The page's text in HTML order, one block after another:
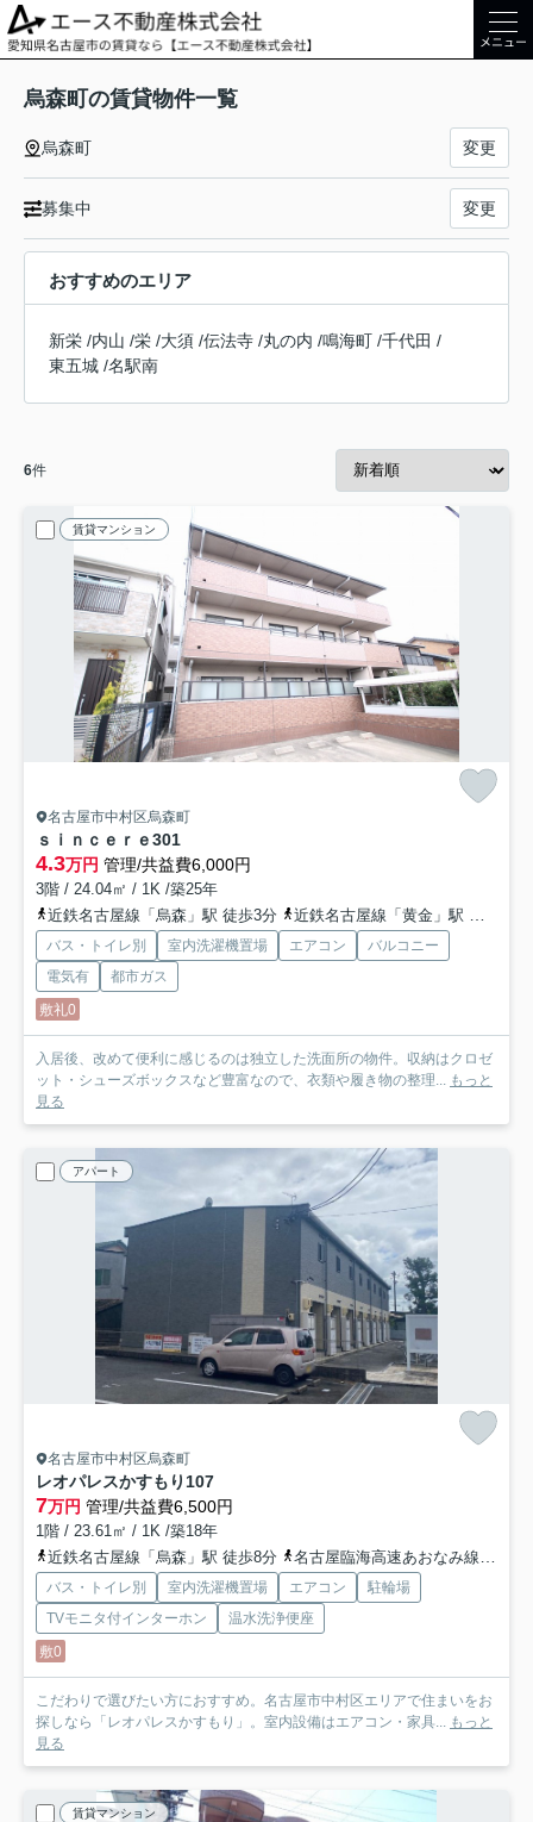
メニュー
烏森町の賃貸物件一覧
烏森町 変更
募集中 変更
おすすめのエリア
新栄 /内山 /栄 /大須 /伝法寺 /丸の内 /鳴海町 /千代田 /
東五城 /名駅南
6件
賃貸マンション
名古屋市中村区烏森町
ｓｉｎｃｅｒｅ301
4.3万円 管理/共益費6,000円
3階 / 24.04㎡ / 1K /築25年
近鉄名古屋線「烏森」駅 徒歩3分
近鉄名古屋線「黄金」駅 徒歩11分
バス・トイレ別 室内洗濯機置場 エアコン
バルコニー
電気有
都市ガス
敷礼0
入居後、改めて便利に感じるのは独立した洗面所の物件。収納はクロゼ
ット・シューズボックスなど豊富なので、衣類や履き物の整理... もっと
見る
アパート
名古屋市中村区烏森町
レオパレスかすもり 107
7万円 管理/共益費6,500円
1階 / 23.61㎡ / 1K /築18年
近鉄名古屋線「烏森」駅 徒歩8分
名古屋臨海高速あおなみ線「小本」駅 徒歩10分
バス・トイレ別 室内洗濯機置場 エアコン
駐輪場
TVモニタ付インターホン
温水洗浄便座
敷0
こだわりで選びたい方におすすめ。名古屋市中村区エリアで住まいをお
探しなら「レオパレスかすもり」。室内設備はエアコン・家具... もっと
見る
賃貸マンション